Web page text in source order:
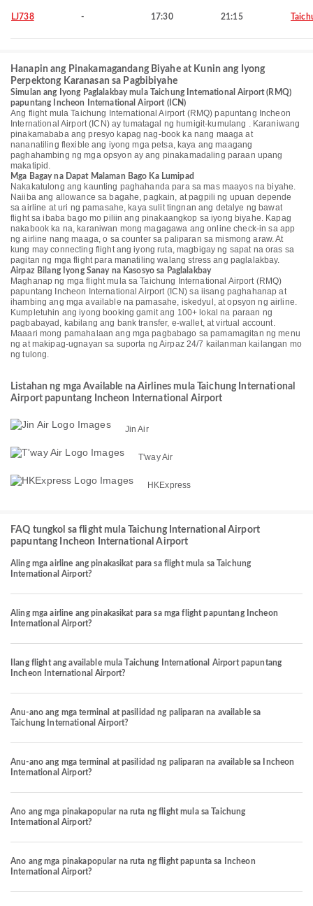
LJ738 - 17:30 21:15
Hanapin ang Pinakamagandang Biyahe at Kunin ang Iyong
Perpektong Karanasan sa Pagbibiyahe
Simulan ang Iyong Paglalakbay mula Taichung International Airport (RMQ)
papuntang Incheon International Airport (ICN)
Ang flight mula Taichung International Airport (RMQ) papuntang Incheon
International Airport (ICN) ay tumatagal ng humigit-kumulang . Karaniwang
pinakamababa ang presyo kapag nag-book ka nang maaga at
nananatiling flexible ang iyong mga petsa, kaya ang maagang
paghahambing ng mga opsyon ay ang pinakamadaling paraan upang
makatipid.
Mga Bagay na Dapat Malaman Bago Ka Lumipad
Nakakatulong ang kaunting paghahanda para sa mas maayos na biyahe.
Naiiba ang allowance sa bagahe, pagkain, at pagpili ng upuan depende
sa airline at uri ng pamasahe, kaya sulit tingnan ang detalye ng bawat
flight sa ibaba bago mo piliin ang pinakaangkop sa iyong biyahe. Kapag
nakabook ka na, karaniwan mong magagawa ang online check-in sa app
ng airline nang maaga, o sa counter sa paliparan sa mismong araw. At
kung may connecting flight ang iyong ruta, magbigay ng sapat na oras sa
pagitan ng mga flight para manatiling walang stress ang paglalakbay.
Airpaz Bilang Iyong Sanay na Kasosyo sa Paglalakbay
Maghanap ng mga flight mula sa Taichung International Airport (RMQ)
papuntang Incheon International Airport (ICN) sa iisang paghahanap at
ihambing ang mga available na pamasahe, iskedyul, at opsyon ng airline.
Kumpletuhin ang iyong booking gamit ang 100+ lokal na paraan ng
pagbabayad, kabilang ang bank transfer, e-wallet, at virtual account.
Maaari mong pamahalaan ang mga pagbabago sa pamamagitan ng menu
ng at makipag-ugnayan sa suporta ng Airpaz 24/7 kailanman kailangan mo
ng tulong.
Listahan ng mga Available na Airlines mula Taichung International
Airport papuntang Incheon International Airport
Jin Air
T'way Air
HKExpress
FAQ tungkol sa flight mula Taichung International Airport
papuntang Incheon International Airport
Aling mga airline ang pinakasikat para sa flight mula sa Taichung
International Airport?
Aling mga airline ang pinakasikat para sa mga flight papuntang Incheon
International Airport?
Ilang flight ang available mula Taichung International Airport papuntang
Incheon International Airport?
Anu-ano ang mga terminal at pasilidad ng paliparan na available sa
Taichung International Airport?
Anu-ano ang mga terminal at pasilidad ng paliparan na available sa Incheon
International Airport?
Ano ang mga pinakapopular na ruta ng flight mula sa Taichung
International Airport?
Ano ang mga pinakapopular na ruta ng flight papunta sa Incheon
International Airport?